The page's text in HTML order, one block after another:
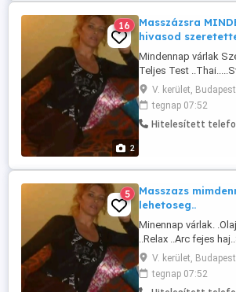
2
16
Masszázsra
hivasod
Mindennap várlak
Teljes Test
fejes
Hölgyeknek
Várom Hivasod
órától. ..LEVELEKRE
V. kerület, Budapest
tegnap 07:52
Hitelesített
5
Masszazs
lehetoseg..
Minennap várlak.
..Relax ..Arc fejes
..masszazsra
vagyok..reggel
reagalok...!!!!
V. kerület, Budapest
tegnap 07:52